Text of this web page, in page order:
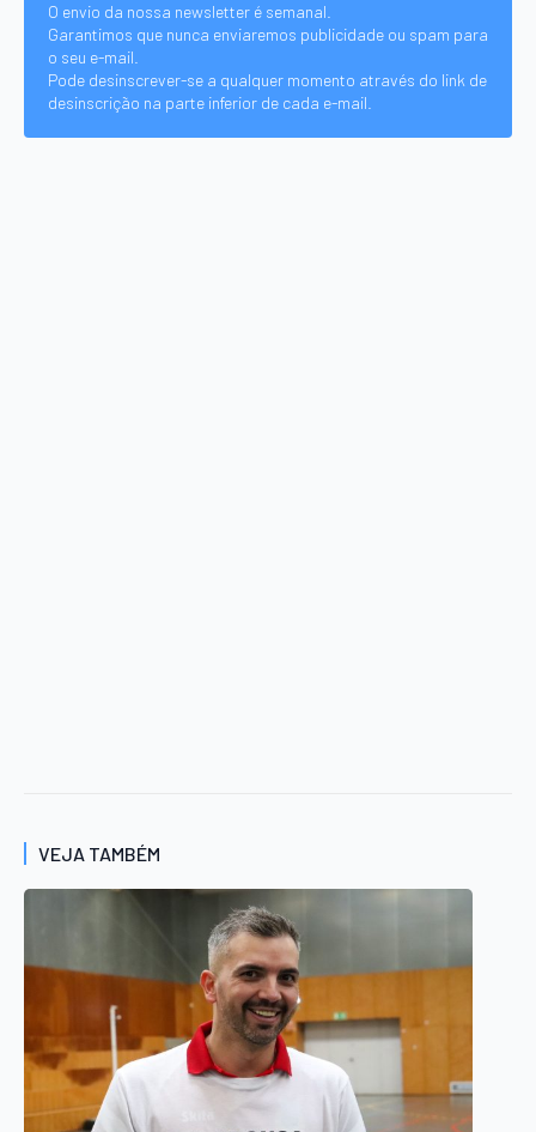
O envio da nossa newsletter é semanal.
Garantimos que nunca enviaremos publicidade ou spam para
o seu e-mail.
Pode desinscrever-se a qualquer momento através do link de
desinscrição na parte inferior de cada e-mail.
VEJA TAMBÉM